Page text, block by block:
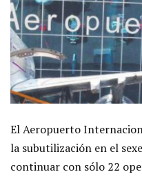
El Aeropuerto
la subutilización en el
continuar con sólo 22